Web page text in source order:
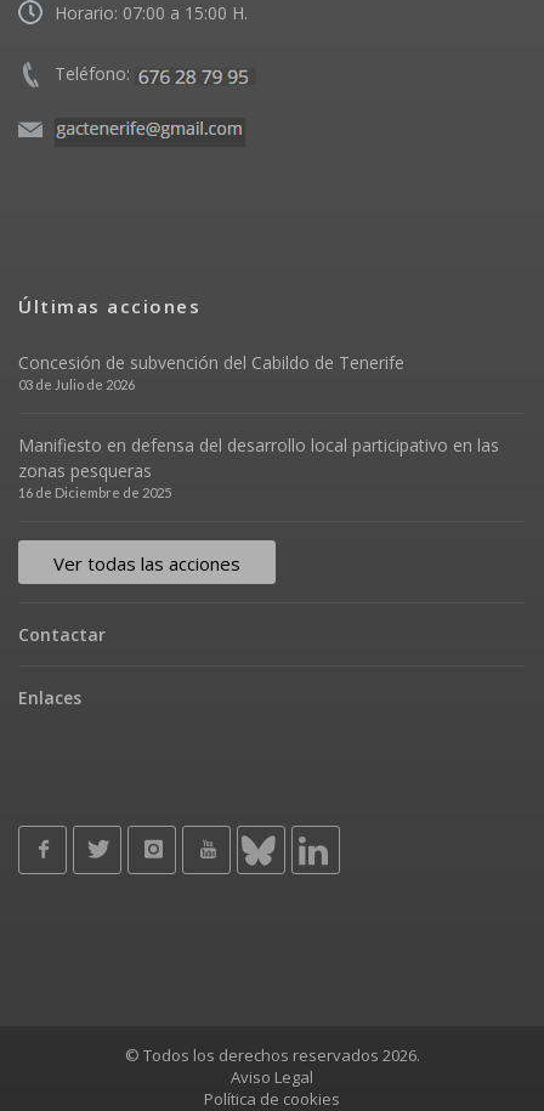
Horario: 07:00 a 15:00 H.
Teléfono:
Últimas acciones
Concesión de subvención del Cabildo de Tenerife
03 de Julio de 2026
Manifiesto en defensa del desarrollo local participativo en las
zonas pesqueras
16 de Diciembre de 2025
Ver todas las acciones
Contactar
Enlaces
© Todos los derechos reservados 2026.
Aviso Legal
Política de cookies